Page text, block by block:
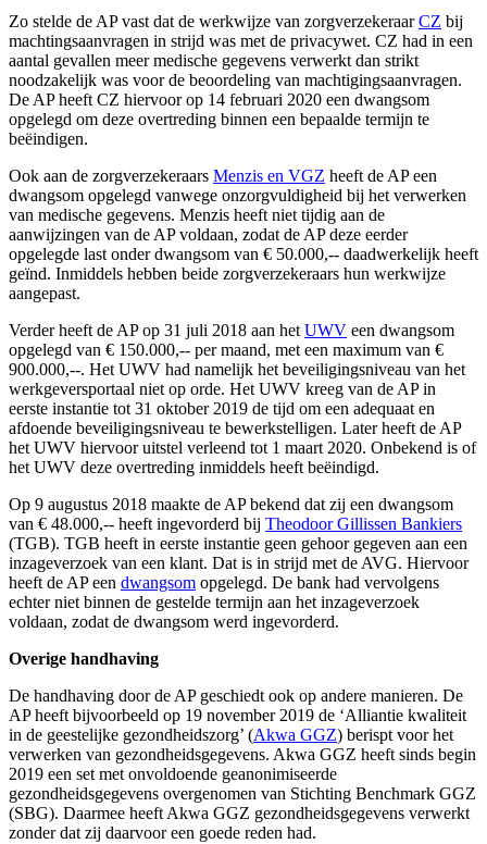
Zo stelde de AP vast dat de werkwijze van zorgverzekeraarCZ bij
machtingsaanvragen in strijd was met de privacywet. CZ had in een
aantal gevallen meer medische gegevens verwerkt dan strikt
noodzakelijk was voor de beoordeling van machtigingsaanvragen.
De AP heeft CZ hiervoor op 14 februari 2020 een dwangsom
opgelegd om deze overtreding binnen een bepaalde termijn te
beëindigen.
Ook aan de zorgverzekeraars Menzis en VGZ heeft de AP een
dwangsom opgelegd vanwege onzorgvuldigheid bij het verwerken
van medische gegevens. Menzis heeft niet tijdig aan de
aanwijzingen van de AP voldaan, zodat de AP deze eerder
opgelegde last onder dwangsom van € 50.000,-- daadwerkelijk heeft
geïnd. Inmiddels hebben beide zorgverzekeraars hun werkwijze
aangepast.
Verder heeft de AP op 31 juli 2018 aan het UWV een dwangsom
opgelegd van € 150.000,-- per maand, met een maximum van €
900.000,--. Het UWV had namelijk het beveiligingsniveau van het
werkgeversportaal niet op orde. Het UWV kreeg van de AP in
eerste instantie tot 31 oktober 2019 de tijd om een adequaat en
afdoende beveiligingsniveau te bewerkstelligen. Later heeft de AP
het UWV hiervoor uitstel verleend tot 1 maart 2020. Onbekend is of
het UWV deze overtreding inmiddels heeft beëindigd.
Op 9 augustus 2018 maakte de AP bekend dat zij een dwangsom
van € 48.000,-- heeft ingevorderd bij Theodoor Gillissen Bankiers
(TGB). TGB heeft in eerste instantie geen gehoor gegeven aan een
inzageverzoek van een klant. Dat is in strijd met de AVG. Hiervoor
heeft de AP een dwangsom opgelegd. De bank had vervolgens
echter niet binnen de gestelde termijn aan het inzageverzoek
voldaan, zodat de dwangsom werd ingevorderd.
Overige handhaving
De handhaving door de AP geschiedt ook op andere manieren. De
AP heeft bijvoorbeeld op 19 november 2019 de ‘Alliantie kwaliteit
in de geestelijke gezondheidszorg’ (Akwa GGZ) berispt voor het
verwerken van gezondheidsgegevens. Akwa GGZ heeft sinds begin
2019 een set met onvoldoende geanonimiseerde
gezondheidsgegevens overgenomen van Stichting Benchmark GGZ
(SBG). Daarmee heeft Akwa GGZ gezondheidsgegevens verwerkt
zonder dat zij daarvoor een goede reden had.